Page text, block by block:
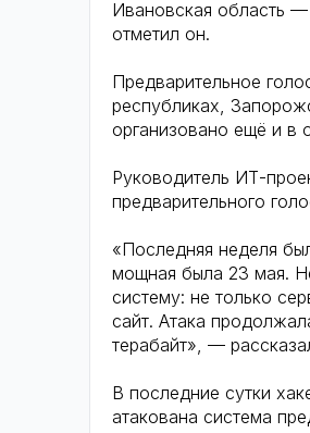
Ивановская область
отметил он.
Предварительное
республиках,
организовано ещё и в
Руководитель ИТ-
предварительного
«Последняя неделя
мощная была 23 мая.
систему: не только
сайт. Атака
терабайт», —
В последние сутки
атакована система